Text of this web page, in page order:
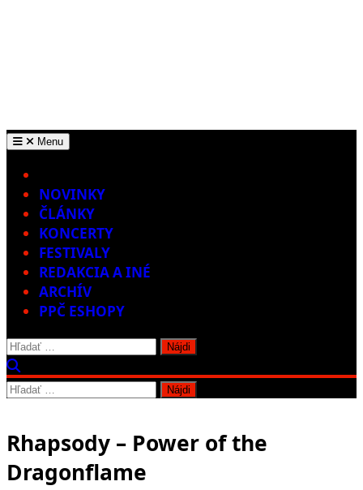
Menu
NOVINKY
ČLÁNKY
KONCERTY
FESTIVALY
REDAKCIA A INÉ
ARCHÍV
PPČ ESHOPY
Hľadať:
Hľadať:
Rhapsody – Power of the
Dragonflame